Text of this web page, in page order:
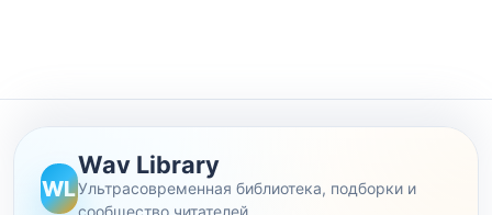
WL
Wav Library
Ультрасовременная библиотека, подборки и